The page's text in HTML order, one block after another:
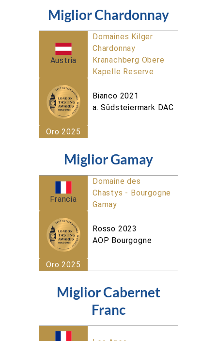
Miglior Chardonnay
Domaines Kilger
Chardonnay
Kranachberg Obere
Kapelle Reserve
Oro 2025
Bianco 2021
a. Südsteiermark DAC
Austria
Miglior Gamay
Domaine des
Chastys - Bourgogne
Gamay
Oro 2025
Rosso 2023
AOP Bourgogne
Francia
Miglior Cabernet
Franc